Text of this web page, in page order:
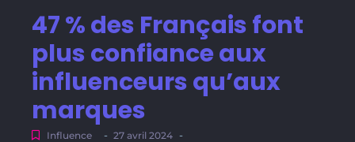
47 % des Français font
plus confiance aux
influenceurs qu’aux
marques
Influence - 27 avril 2024 -